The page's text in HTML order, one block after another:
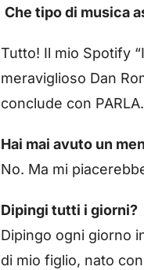
Che tipo di musica
Tutto! Il mio Spotify
meraviglioso Dan
conclude con PARLA.
Hai mai avuto un
No. Ma mi
Dipingi tutti i giorni?
Dipingo ogni giorno
di mio figlio, nato